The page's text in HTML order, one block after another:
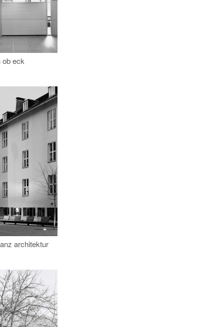
ob eck
architektur